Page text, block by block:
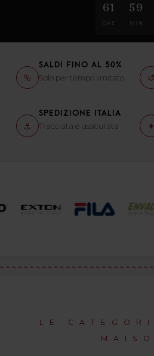
61
ORE
59
MIN
%
SALDI FINO AL 50%
Solo per tempo limitato
↺
⚓
SPEDIZIONE ITALIA
Tracciata e assicurata
✦
LE